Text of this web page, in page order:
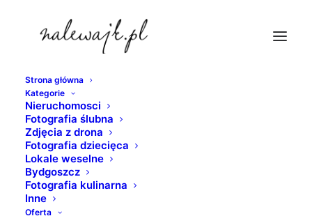
Strona główna
Kategorie
Nieruchomosci
Fotografia ślubna
Zdjęcia z drona
Fotografia dziecięca
Lokale weselne
Bydgoszcz
Fotografia kulinarna
Inne
Oferta
bydgoszcz-noca
Strona Główna
Bydgoszcz | Architektura | Zdjęcia | Fotografie | Atrakcje
turystyczne grodu nad Brdą